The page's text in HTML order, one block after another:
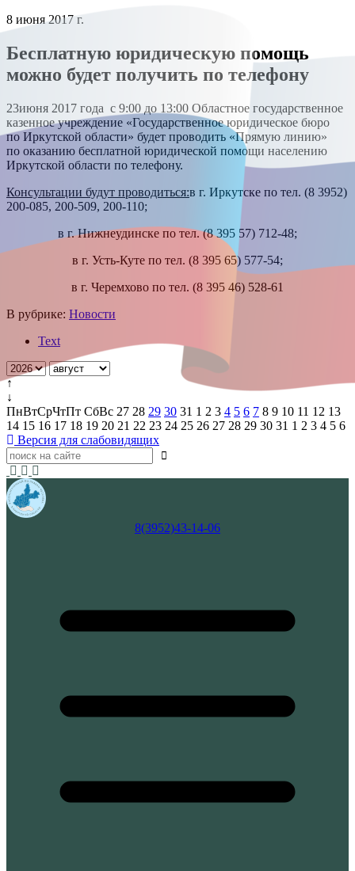
8 июня 2017 г.
Бесплатную юридическую помощь
можно будет получить по телефону
23июня 2017 года с 9:00 до 13:00 Областное государственное
казенное учреждение «Государственное юридическое бюро
по Иркутской области» будет проводить «Прямую линию»
по оказанию бесплатной юридической помощи населению
Иркутской области по телефону.
Консультации будут проводиться:в г. Иркутске по тел. (8 3952)
200-085, 200-509, 200-110;
в г. Нижнеудинске по тел. (8 395 57) 712-48;
в г. Усть-Куте по тел. (8 395 65) 577-54;
в г. Черемхово по тел. (8 395 46) 528-61
В рубрике: Новости
Text
↑
↓
ПнВтСрЧтПт СбВс 27 28 29 30 31 1 2 3 4 5 6 7 8 9 10 11 12 13
14 15 16 17 18 19 20 21 22 23 24 25 26 27 28 29 30 31 1 2 3 4 5 6
Версия для слабовидящих
8(3952)43-14-06